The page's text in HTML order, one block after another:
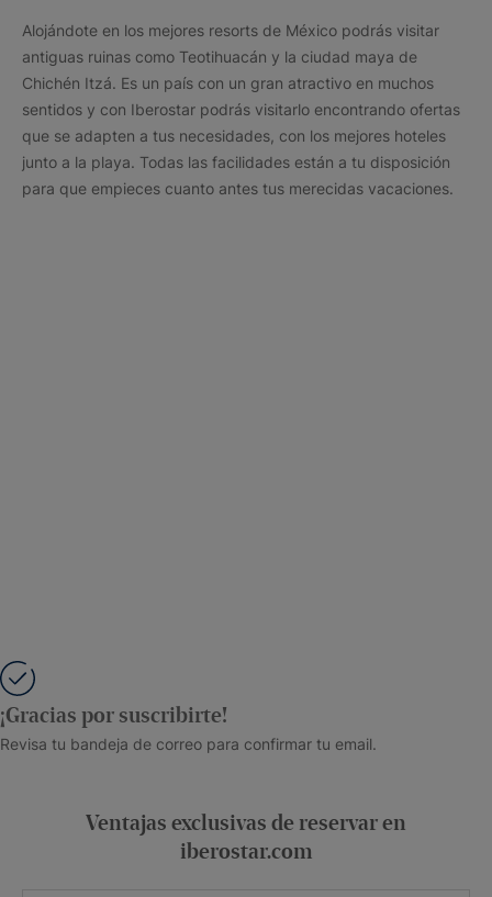
Alojándote en los mejores resorts de México podrás visitar
antiguas ruinas como Teotihuacán y la ciudad maya de
Chichén Itzá. Es un país con un gran atractivo en muchos
sentidos y con Iberostar podrás visitarlo encontrando ofertas
que se adapten a tus necesidades, con los mejores hoteles
junto a la playa. Todas las facilidades están a tu disposición
para que empieces cuanto antes tus merecidas vacaciones.
¡Gracias por suscribirte!
Revisa tu bandeja de correo para confirmar tu email.
Ventajas exclusivas de reservar en
iberostar.com